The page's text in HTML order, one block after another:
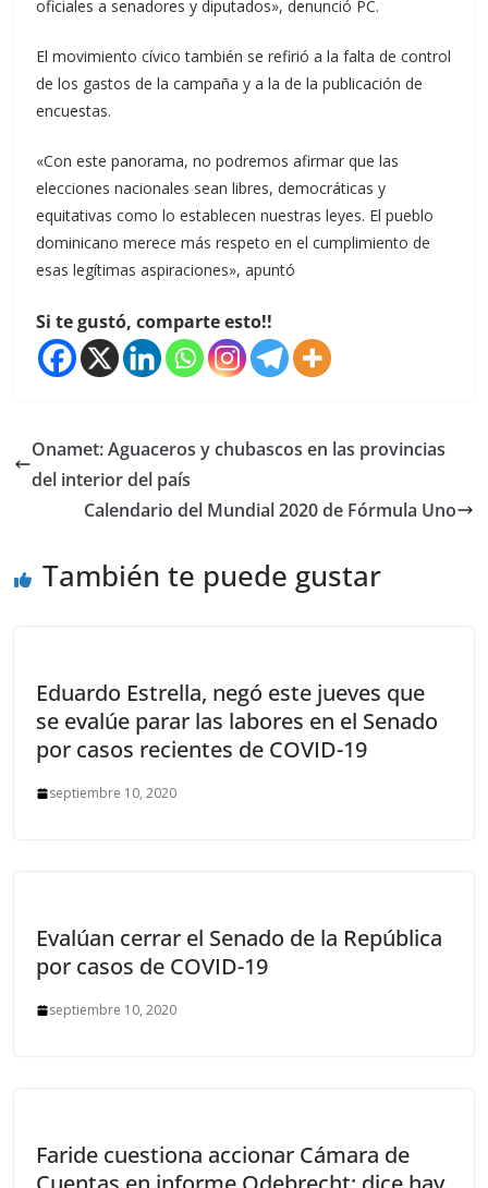
oficiales a senadores y diputados», denunció PC.
El movimiento cívico también se refirió a la falta de control
de los gastos de la campaña y a la de la publicación de
encuestas.
«Con este panorama, no podremos afirmar que las
elecciones nacionales sean libres, democráticas y
equitativas como lo establecen nuestras leyes. El pueblo
dominicano merece más respeto en el cumplimiento de
esas legítimas aspiraciones», apuntó
Si te gustó, comparte esto!!
Onamet: Aguaceros y chubascos en las provincias
del interior del país
Calendario del Mundial 2020 de Fórmula Uno
También te puede gustar
Eduardo Estrella, negó este jueves que
se evalúe parar las labores en el Senado
por casos recientes de COVID-19
septiembre 10, 2020
Evalúan cerrar el Senado de la República
por casos de COVID-19
septiembre 10, 2020
Faride cuestiona accionar Cámara de